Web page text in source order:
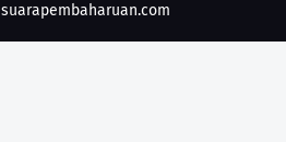
suarapembaharuan.com